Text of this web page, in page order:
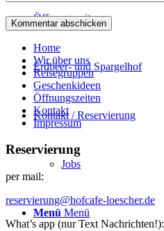
Öffnungszeiten
Erdbeer- und Spargelhof
Kontakt / Reservierung
Jobs
Menü Menü
Home
Wir über uns
Reisegruppen
Geschenkideen
Öffnungszeiten
Kontakt
Impressum
Reservierung
per mail:
reservierung@hofcafe-loescher.de
What’s app (nur Text Nachrichten!):